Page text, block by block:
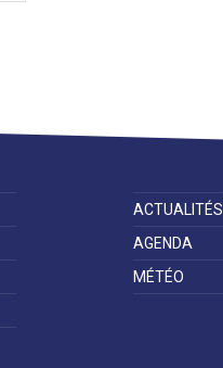
ACTUALITÉS
AGENDA
MÉTÉO